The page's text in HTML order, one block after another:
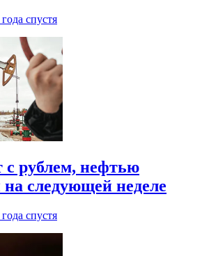
спустя
с рублем, нефтью
следующей неделе
спустя